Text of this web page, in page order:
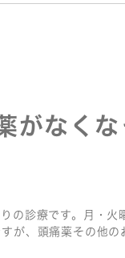
がなくな
の診療です。月・火
が、頭痛薬その他の